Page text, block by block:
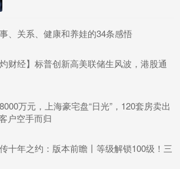
、关系、健康和养娃的34条感悟
财经】标普创新高美联储生风波，港股通
万元，上海豪宅盘“日光”，120套房卖出
户空手而归
十年之约：版本前瞻丨等级解锁100级！三